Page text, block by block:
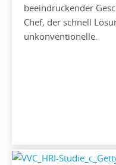
beeindruckender
Chef, der schnell
unkonventionelle.